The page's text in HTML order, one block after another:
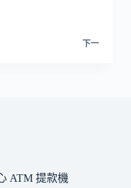
下一
ATM 提款機